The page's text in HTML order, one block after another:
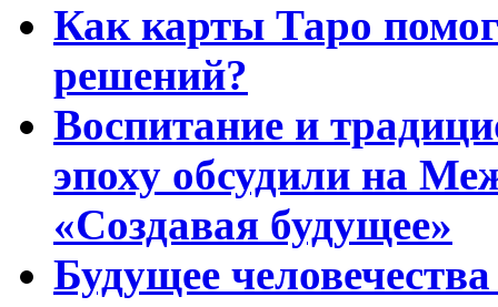
Как карты Таро
решений?
Воспитание и
эпоху обсудили на
«Создавая будущее»
Будущее